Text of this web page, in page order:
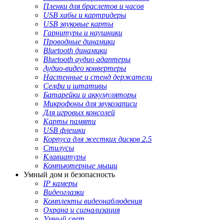
Пленки для браслетов и часов
USB хабы и картридеры
USB звуковые карты
Гарнитуры и наушники
Проводные динамики
Bluetooth динамики
Bluetooth аудио адаптеры
Аудио-видео конвертеры
Настенные и стенд держатели
Селфи и штативы
Батарейки и аккумуляторы
Микрофоны для звукозаписи
Для игровых консолей
Карты памяти
USB флешки
Корпуса для жестких дисков 2.5
Стилусы
Клавиатуры
Компьютерные мыши
Умный дом и безопасность
IP камеры
Видеоглазки
Комплекты видеонаблюдения
Охрана и сигнализация